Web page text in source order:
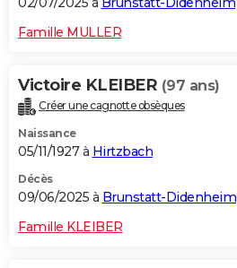
Famille MULLER
Victoire KLEIBER (97 ans)
Créer une cagnotte obsèques
Naissance
05/11/1927 à Hirtzbach
Décès
09/06/2025 à Brunstatt-Didenheim
Famille KLEIBER